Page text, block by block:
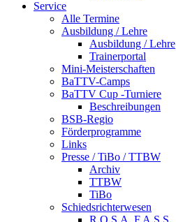
Service
Alle Termine
Ausbildung / Lehre
Ausbildung / Lehre
Trainerportal
Mini-Meisterschaften
BaTTV-Camps
BaTTV Cup -Turniere
Beschreibungen
BSB-Regio
Förderprogramme
Links
Presse / TiBo / TTBW
Archiv
TTBW
TiBo
Schiedsrichterwesen
R.O.S.A. F.A.S.S.